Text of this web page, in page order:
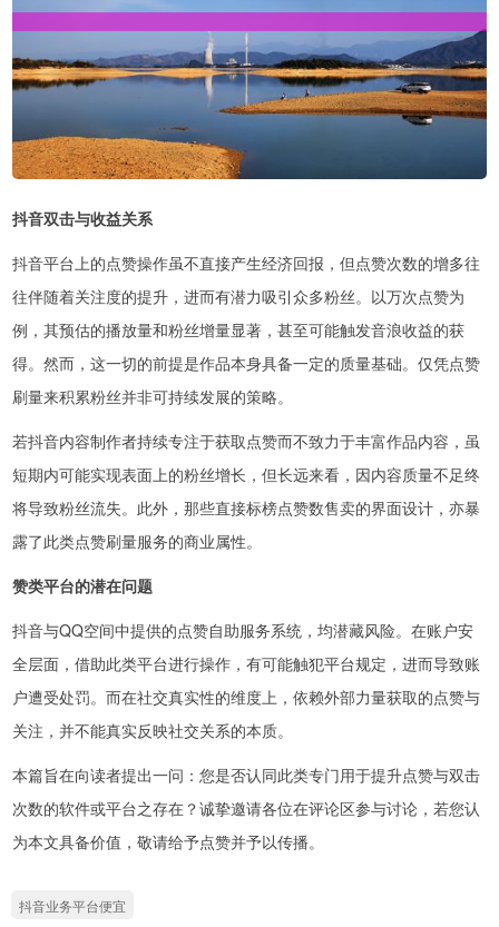
抖音双击与收益关系
抖音平台上的点赞操作虽不直接产生经济回报，但点赞次数的增多往
往伴随着关注度的提升，进而有潜力吸引众多粉丝。以万次点赞为
例，其预估的播放量和粉丝增量显著，甚至可能触发音浪收益的获
得。然而，这一切的前提是作品本身具备一定的质量基础。仅凭点赞
刷量来积累粉丝并非可持续发展的策略。
若抖音内容制作者持续专注于获取点赞而不致力于丰富作品内容，虽
短期内可能实现表面上的粉丝增长，但长远来看，因内容质量不足终
将导致粉丝流失。此外，那些直接标榜点赞数售卖的界面设计，亦暴
露了此类点赞刷量服务的商业属性。
赞类平台的潜在问题
抖音与QQ空间中提供的点赞自助服务系统，均潜藏风险。在账户安
全层面，借助此类平台进行操作，有可能触犯平台规定，进而导致账
户遭受处罚。而在社交真实性的维度上，依赖外部力量获取的点赞与
关注，并不能真实反映社交关系的本质。
本篇旨在向读者提出一问：您是否认同此类专门用于提升点赞与双击
次数的软件或平台之存在？诚挚邀请各位在评论区参与讨论，若您认
为本文具备价值，敬请给予点赞并予以传播。
抖音业务平台便宜